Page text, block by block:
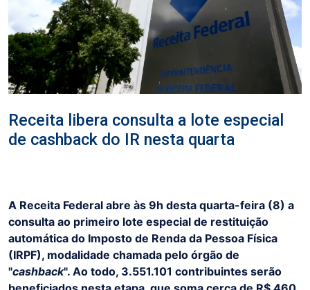
Receita libera consulta a lote especial
de cashback do IR nesta quarta
A Receita Federal abre às 9h desta quarta-feira (8) a
consulta ao primeiro lote especial de restituição
automática do Imposto de Renda da Pessoa Física
(IRPF), modalidade chamada pelo órgão de
"cashback". Ao todo, 3.551.101 contribuintes serão